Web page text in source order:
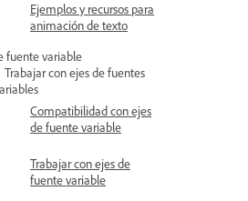
Ejemplos y recursos para
animación de texto
fuente variable
Trabajar con ejes de fuentes
Compatibilidad con ejes
de fuente variable
Trabajar con ejes de
fuente variable